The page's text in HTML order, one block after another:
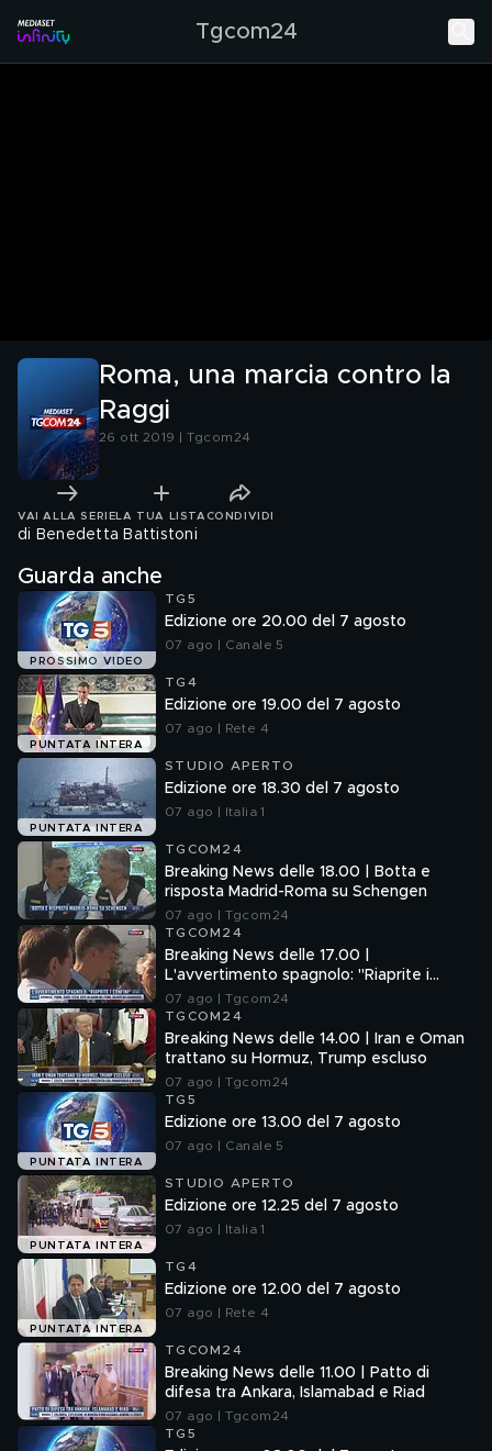
Tgcom24
Roma, una marcia contro la
Raggi
26 ott 2019 | Tgcom24
VAI ALLA SERIE LA TUA LISTA CONDIVIDI
di Benedetta Battistoni
Guarda anche
PROSSIMO VIDEO
TG5
Edizione ore 20.00 del 7 agosto
07 ago | Canale 5
PUNTATA INTERA
TG4
Edizione ore 19.00 del 7 agosto
07 ago | Rete 4
PUNTATA INTERA
STUDIO APERTO
Edizione ore 18.30 del 7 agosto
07 ago | Italia 1
TGCOM24
Breaking News delle 18.00 | Botta e
risposta Madrid-Roma su Schengen
07 ago | Tgcom24
TGCOM24
Breaking News delle 17.00 |
L'avvertimento spagnolo: "Riaprite i
confini"
07 ago | Tgcom24
TGCOM24
Breaking News delle 14.00 | Iran e Oman
trattano su Hormuz, Trump escluso
07 ago | Tgcom24
PUNTATA INTERA
TG5
Edizione ore 13.00 del 7 agosto
07 ago | Canale 5
PUNTATA INTERA
STUDIO APERTO
Edizione ore 12.25 del 7 agosto
07 ago | Italia 1
PUNTATA INTERA
TG4
Edizione ore 12.00 del 7 agosto
07 ago | Rete 4
TGCOM24
Breaking News delle 11.00 | Patto di
difesa tra Ankara, Islamabad e Riad
07 ago | Tgcom24
TG5